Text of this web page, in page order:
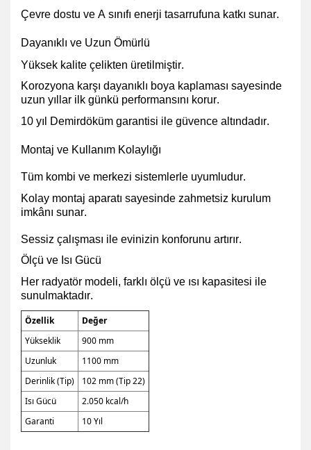
Çevre dostu ve A sınıfı enerji tasarrufuna katkı sunar.
Dayanıklı ve Uzun Ömürlü
Yüksek kalite çelikten üretilmiştir.
Korozyona karşı dayanıklı boya kaplaması sayesinde
uzun yıllar ilk günkü performansını korur.
10 yıl Demirdöküm garantisi ile güvence altındadır.
Montaj ve Kullanım Kolaylığı
Tüm kombi ve merkezi sistemlerle uyumludur.
Kolay montaj aparatı sayesinde zahmetsiz kurulum
imkânı sunar.
Sessiz çalışması ile evinizin konforunu artırır.
Ölçü ve Isı Gücü
Her radyatör modeli, farklı ölçü ve ısı kapasitesi ile
sunulmaktadır.
Özellik
Değer
Yükseklik
900 mm
Uzunluk
1100 mm
Derinlik (Tip)
102 mm (Tip 22)
Isı Gücü
2.050 kcal/h
Garanti
10 Yıl